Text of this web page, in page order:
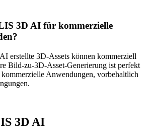
3D AI für kommerzielle
erstellte 3D-Assets können kommerziell
Bild-zu-3D-Asset-Generierung ist perfekt
Anwendungen, vorbehaltlich
3D AI